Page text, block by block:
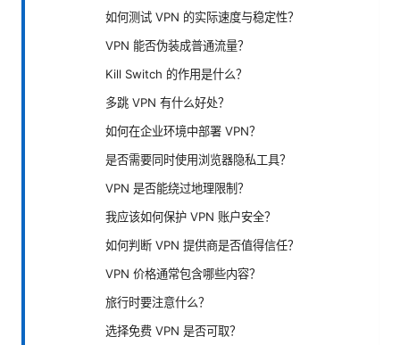
如何测试 VPN 的实际速度与稳定性？
VPN 能否伪装成普通流量？
Kill Switch 的作用是什么？
多跳 VPN 有什么好处？
如何在企业环境中部署 VPN？
是否需要同时使用浏览器隐私工具？
VPN 是否能绕过地理限制？
我应该如何保护 VPN 账户安全？
如何判断 VPN 提供商是否值得信任？
VPN 价格通常包含哪些内容？
旅行时要注意什么？
选择免费 VPN 是否可取？